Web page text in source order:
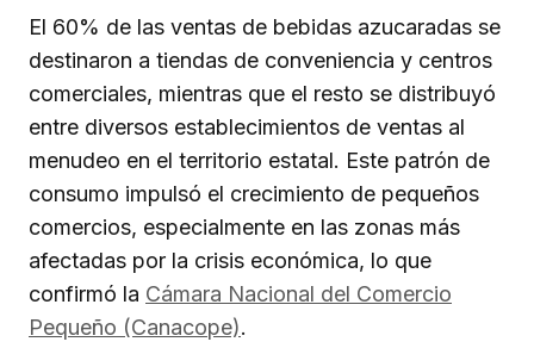
El 60% de las ventas de bebidas azucaradas se
destinaron a tiendas de conveniencia y centros
comerciales, mientras que el resto se distribuyó
entre diversos establecimientos de ventas al
menudeo en el territorio estatal. Este patrón de
consumo impulsó el crecimiento de pequeños
comercios, especialmente en las zonas más
afectadas por la crisis económica, lo que
confirmó la Cámara Nacional del Comercio
Pequeño (Canacope).